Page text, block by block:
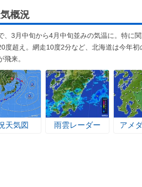
概況
、3月中旬から4月中旬並みの気温に。特に
度超え。網走10度2分など、北海道は今年
来。
天気図 雨雲レーダー アメ